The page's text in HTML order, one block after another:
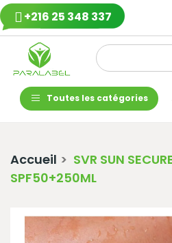
+216 25 348 337
Toutes les catégories
Accueil
SVR SUN
SPF50+250ML